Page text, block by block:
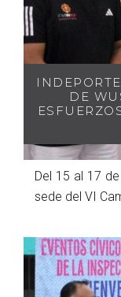
DE
Del 15 al 17
sede del VI